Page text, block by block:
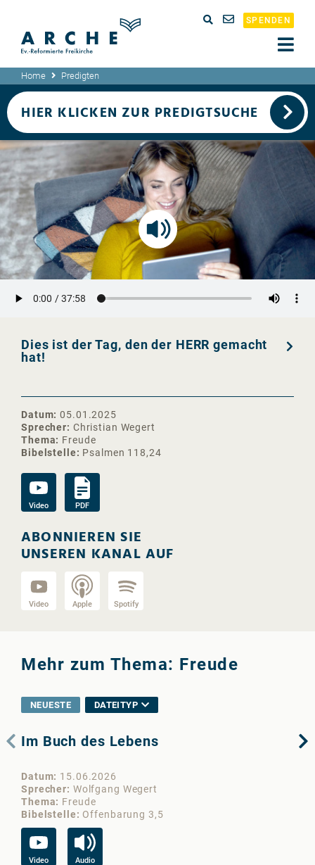
SPENDEN
Home Predigten
Dies ist der Tag, den der HERR gemacht
hat!
Datum 05.01.2025
Sprecher
Christian Wegert
Thema
Freude
Bibelstelle
Psalmen 118,24
Video PDF
ABONNIEREN SIE
UNSEREN KANAL AUF
Video Apple Spotify
HIER KLICKEN ZUR PREDIGTSUCHE
Mehr zum Thema: Freude
NEUESTE DATEITYP
Im Buch des Lebens
Datum
15.06.2026
Sprecher
Wolfgang Wegert
Thema
Freude
Bibelstelle
Offenbarung 3,5
Video Audio